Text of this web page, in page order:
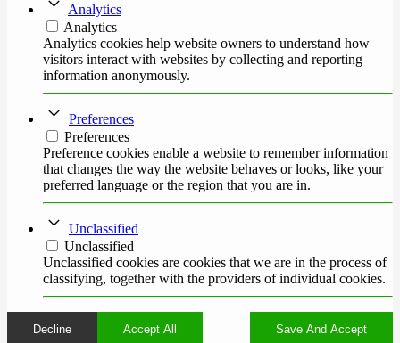
Analytics
Analytics
Analytics cookies help website owners to understand how
visitors interact with websites by collecting and reporting
information anonymously.
Preferences
Preferences
Preference cookies enable a website to remember information
that changes the way the website behaves or looks, like your
preferred language or the region that you are in.
Unclassified
Unclassified
Unclassified cookies are cookies that we are in the process of
classifying, together with the providers of individual cookies.
Decline Accept All Save And Accept